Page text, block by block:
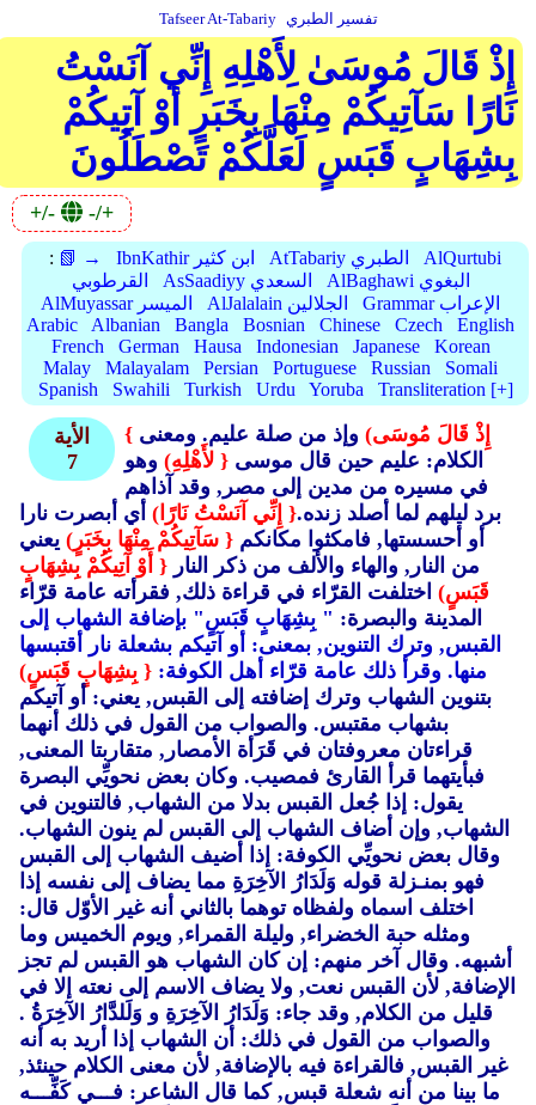
Tafseer At-Tabariy تفسير الطبري
إِذْ قَالَ مُوسَىٰ لِأَهْلِهِ إِنِّي آنَسْتُ
نَارًا سَآتِيكُمْ مِنْهَا بِخَبَرٍ أَوْ آتِيكُمْ
بِشِهَابٍ قَبَسٍ لَعَلَّكُمْ تَصْطَلُونَ
+/- -/+
: 📗 → IbnKathir ابن كثير AtTabariy الطبري
AlQurtubi
القرطوبي
AsSaadiyy السعدي
AlBaghawi البغوي
AlMuyassar الميسر
AlJalalain الجلالين
Grammar الإعراب
Arabic
Albanian Bangla Bosnian Chinese Czech
English
French
German Hausa Indonesian Japanese
Korean
Malay
Malayalam Persian Portuguese Russian
Somali
Spanish
Swahili Turkish Urdu Yoruba Transliteration [+]
الأية
7
{ إِذْ قَالَ مُوسَى) وإذ من صلة عليم. ومعنى
الكلام: عليم حين قال موسى { لأَهْلِهِ) وهو
في مسيره من مدين إلى مصر, وقد آذاهم
برد ليلهم لما أصلد زنده.{ إِنِّي آنَسْتُ نَارًا) أي أبصرت نارا
أو أحسستها, فامكثوا مكانكم { سَآتِيكُمْ مِنْهَا بِخَبَرٍ) يعني
من النار, والهاء والألف من ذكر النار { أَوْ آتِيكُمْ بِشِهَابٍ
قَبَسٍ) اختلفت القرّاء في قراءة ذلك, فقرأته عامة قرّاء
المدينة والبصرة: " بِشِهَابٍ قَبَسٍ" بإضافة الشهاب إلى
القبس, وترك التنوين, بمعنى: أو آتيكم بشعلة نار أقتبسها
منها. وقرأ ذلك عامة قرّاء أهل الكوفة: { بِشِهَابٍ قَبَسٍ)
بتنوين الشهاب وترك إضافته إلى القبس, يعني: أو آتيكم
بشهاب مقتبس. والصواب من القول في ذلك أنهما
قراءتان معروفتان في قَرَأة الأمصار, متقاربتا المعنى,
فبأيتهما قرأ القارئ فمصيب. وكان بعض نحويِّي البصرة
يقول: إذا جُعل القبس بدلا من الشهاب, فالتنوين في
الشهاب, وإن أضاف الشهاب إلى القبس لم ينون الشهاب.
وقال بعض نحويِّي الكوفة: إذا أضيف الشهاب إلى القبس
فهو بمنـزلة قوله وَلَدَارُ الآخِرَةِ مما يضاف إلى نفسه إذا
اختلف اسماه ولفظاه توهما بالثاني أنه غير الأوّل قال:
ومثله حبة الخضراء, وليلة القمراء, ويوم الخميس وما
أشبهه. وقال آخر منهم: إن كان الشهاب هو القبس لم تجز
الإضافة, لأن القبس نعت, ولا يضاف الاسم إلى نعته إلا في
قليل من الكلام, وقد جاء: وَلَدَارُ الآخِرَةِ و وَلَلدَّارُ الآخِرَةُ .
والصواب من القول في ذلك: أن الشهاب إذا أريد به أنه
غير القبس, فالقراءة فيه بالإضافة, لأن معنى الكلام حينئذ,
ما بينا من أنه شعلة قبس, كما قال الشاعر: فـــي كَفِّـــه